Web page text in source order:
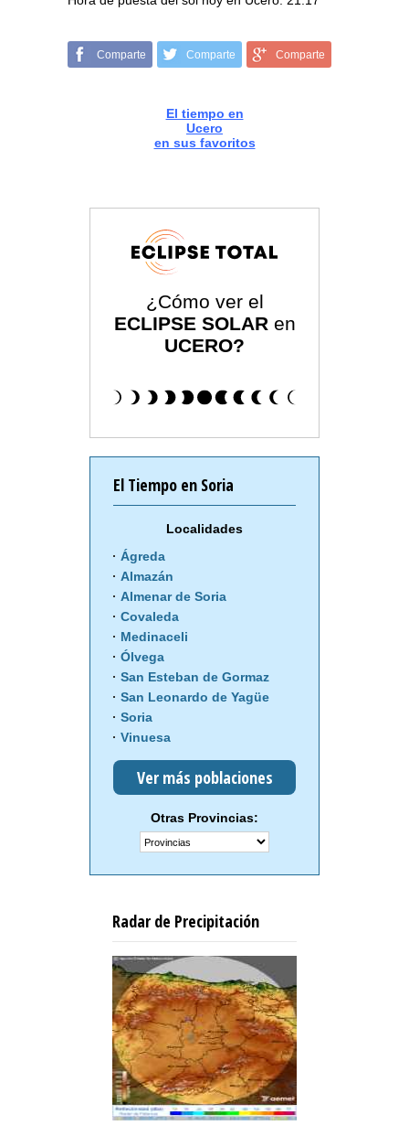
Comparte Comparte Comparte
El tiempo en
Ucero
en sus favoritos
¿Cómo ver el
ECLIPSE SOLAR en
UCERO?
El Tiempo en Soria
Localidades
Ágreda
Almazán
Almenar de Soria
Covaleda
Medinaceli
Ólvega
San Esteban de Gormaz
San Leonardo de Yagüe
Soria
Vinuesa
Ver más poblaciones
Otras Provincias:
Radar de Precipitación